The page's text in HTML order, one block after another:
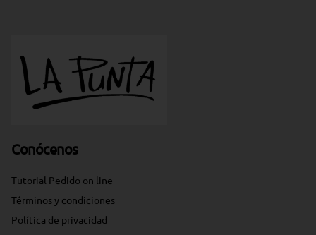
Conócenos
Tutorial Pedido on line
Términos y condiciones
Política de privacidad